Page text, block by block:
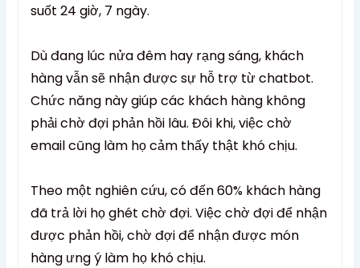
suốt 24 giờ, 7 ngày.
Dù đang lúc nửa đêm hay rạng sáng, khách
hàng vẫn sẽ nhận được sự hỗ trợ từ chatbot.
Chức năng này giúp các khách hàng không
phải chờ đợi phản hồi lâu. Đôi khi, việc chờ
email cũng làm họ cảm thấy thật khó chịu.
Theo một nghiên cứu, có đến 60% khách hàng
đã trả lời họ ghét chờ đợi. Việc chờ đợi để nhận
được phản hồi, chờ đợi để nhận được món
hàng ưng ý làm họ khó chịu.